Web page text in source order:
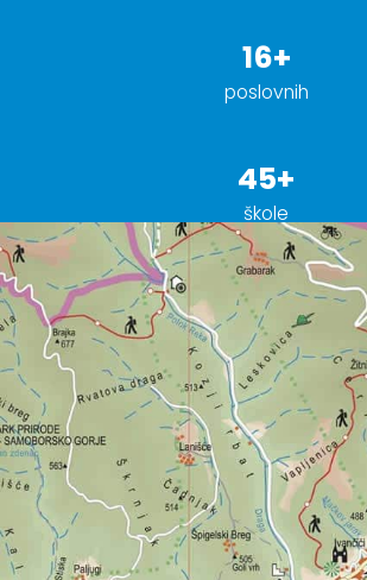
16+
poslovnih
45+
škole